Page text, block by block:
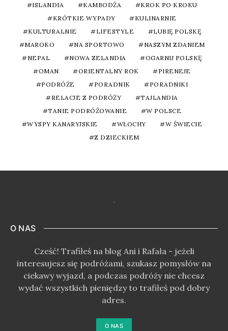
ISLANDIA
KAMBODŻA
KROK PO KROKU
KRÓTKIE WYPADY
KULINARNIE
KULTURALNIE
LIFESTYLE
LUBIĘ POLSKĘ
MAROKO
NA SPORTOWO
NASZYM ZDANIEM
NEPAL
NOWA ZELANDIA
OGARNIJ POLSKĘ
OMAN
ORIENTALNY ROK
PIRENEJE
PODRÓŻE
PORADNIK
PORADNIKI
RELACJE Z PODRÓŻY
TAJLANDIA
TANIE PODRÓŻOWANIE
W POLSCE
WYSPY KANARYJSKIE
WŁOCHY
W ŚWIECIE
Z DZIECKIEM
O NAS
Cześć! Trafiłeś na blog Ani i Rafała - jeżeli
interesujesz się podróżami, szukasz pomysłów na
ciekawy wyjazd, a podczas podróży nie chcesz
wydać wszystkich pieniędzy to trafiłeś pod dobry
adres.
O NAS